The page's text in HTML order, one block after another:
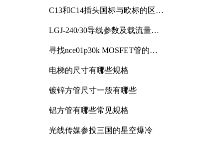
C13和C14插头国标与欧标的区别
LGJ-240/30导线参数及载流量解
寻找nce01p30k MOSFET管的合
电梯的尺寸有哪些规格
镀锌方管尺寸一般有哪些
铝方管有哪些常见规格
光线传媒参投三国的星空爆冷